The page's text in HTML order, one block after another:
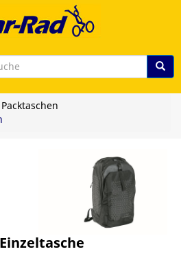
Packtaschen